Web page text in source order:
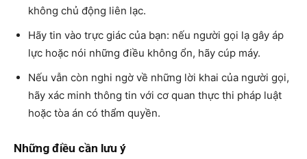
không chủ động liên lạc.
Hãy tin vào trực giác của bạn: nếu người gọi lạ gây áp
lực hoặc nói những điều không ổn, hãy cúp máy.
Nếu vẫn còn nghi ngờ về những lời khai của người gọi,
hãy xác minh thông tin với cơ quan thực thi pháp luật
hoặc tòa án có thẩm quyền.
Những điều cần lưu ý